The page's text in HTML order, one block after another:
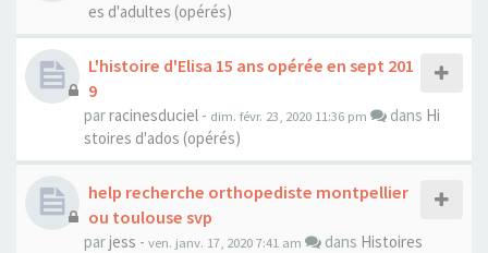
es d'adultes (opérés)
L'histoire d'Elisa 15 ans opérée en sept 201
9
parracinesduciel - dim. févr. 23, 2020 11:36 pm dans Hi
stoires d'ados (opérés)
help recherche orthopediste montpellier
ou toulouse svp
parjess - ven. janv. 17, 2020 7:41 am dans Histoires